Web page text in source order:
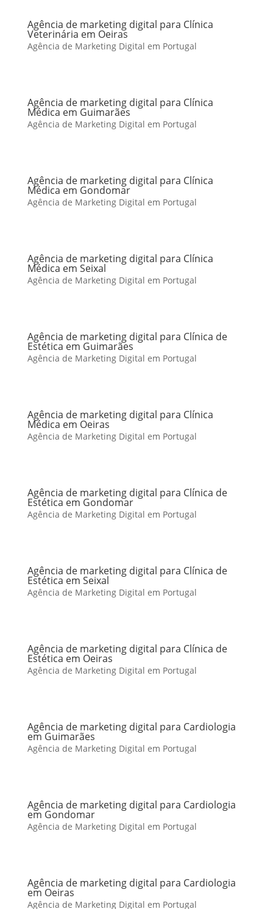
Agência de marketing digital para Clínica
Veterinária em Oeiras
Agência de Marketing Digital em Portugal
Agência de marketing digital para Clínica
Médica em Guimarães
Agência de Marketing Digital em Portugal
Agência de marketing digital para Clínica
Médica em Gondomar
Agência de Marketing Digital em Portugal
Agência de marketing digital para Clínica
Médica em Seixal
Agência de Marketing Digital em Portugal
Agência de marketing digital para Clínica de
Estética em Guimarães
Agência de Marketing Digital em Portugal
Agência de marketing digital para Clínica
Médica em Oeiras
Agência de Marketing Digital em Portugal
Agência de marketing digital para Clínica de
Estética em Gondomar
Agência de Marketing Digital em Portugal
Agência de marketing digital para Clínica de
Estética em Seixal
Agência de Marketing Digital em Portugal
Agência de marketing digital para Clínica de
Estética em Oeiras
Agência de Marketing Digital em Portugal
Agência de marketing digital para Cardiologia
em Guimarães
Agência de Marketing Digital em Portugal
Agência de marketing digital para Cardiologia
em Gondomar
Agência de Marketing Digital em Portugal
Agência de marketing digital para Cardiologia
em Oeiras
Agência de Marketing Digital em Portugal